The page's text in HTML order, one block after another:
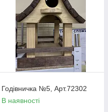
Годівничка №5, Арт.72302
В наявності